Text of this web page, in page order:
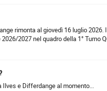
rimonta al giovedì 16 luglio 2026.
2027 nel quadro della 1° Turno
e Differdange al momento...